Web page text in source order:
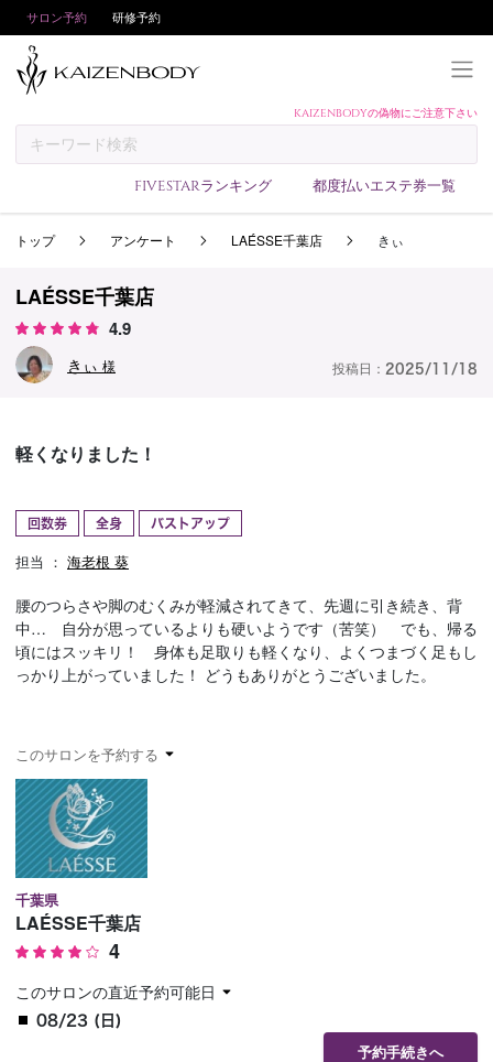
サロン予約 研修予約
KAIZENBODYの偽物にご注意下さい
FIVESTARランキング 都度払いエステ券一覧
予約方法
サロンランキング
予約確認
トップ アンケート LAÉSSE千葉店 きぃ
LAÉSSE千葉店
4.9
きぃ 様 投稿日： 2025/11/18
軽くなりました！
回数券 全身 バストアップ
担当 ： 海老根 葵
腰のつらさや脚のむくみが軽減されてきて、先週に引き続き、背
中… 自分が思っているよりも硬いようです（苦笑） でも、帰る
頃にはスッキリ！ 身体も足取りも軽くなり、よくつまづく足もし
っかり上がっていました！ どうもありがとうございました。
このサロンを予約する
千葉県
LAÉSSE千葉店
4
このサロンの直近予約可能日
08/23 (日)
予約手続きへ